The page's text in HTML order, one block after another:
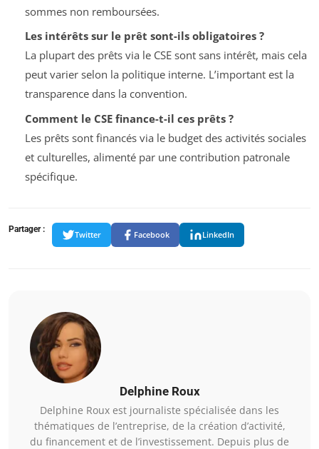
sommes non remboursées.
Les intérêts sur le prêt sont-ils obligatoires ?
La plupart des prêts via le CSE sont sans intérêt, mais cela
peut varier selon la politique interne. L’important est la
transparence dans la convention.
Comment le CSE finance-t-il ces prêts ?
Les prêts sont financés via le budget des activités sociales
et culturelles, alimenté par une contribution patronale
spécifique.
Partager :
Twitter Facebook LinkedIn
Delphine Roux
Delphine Roux est journaliste spécialisée dans les
thématiques de l’entreprise, de la création d’activité,
du financement et de l’investissement. Depuis plus de